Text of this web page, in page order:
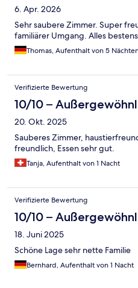
6. Apr. 2026
Sehr saubere Zimmer. Super
familiärer Umgang. Alles
Thomas, Aufenthalt von 5
Verifizierte Bewertung
10/10 –
20. Okt. 2025
Sauberes Zimmer,
freundlich, Essen sehr gut.
Tanja, Aufenthalt von 1 Nacht
Verifizierte Bewertung
10/10 –
18. Juni 2025
Schöne Lage sehr nette Familie
Bernhard, Aufenthalt von 1 Nacht